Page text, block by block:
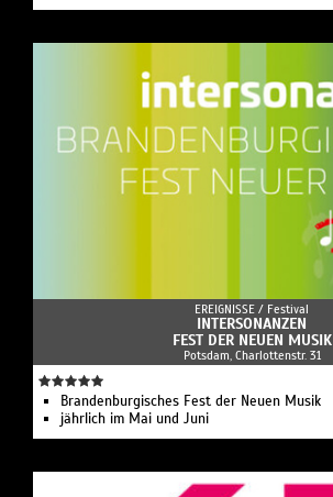
EREIGNISSE / Festival
INTERSONANZEN
FEST DER NEUEN MUSIK
Potsdam, Charlottenstr. 31
Brandenburgisches Fest der Neuen Musik
jährlich im Mai und Juni